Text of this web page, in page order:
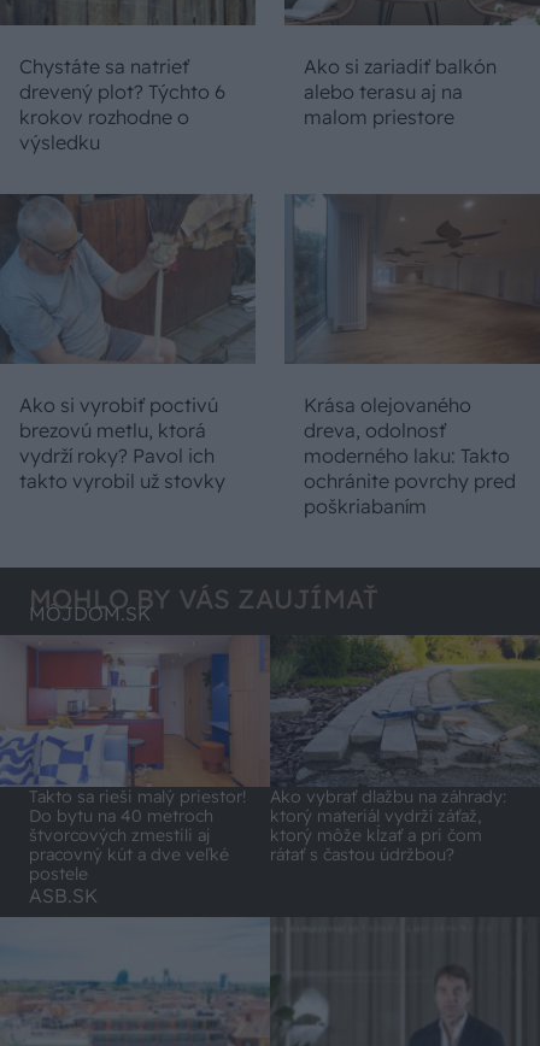
Chystáte sa natrieť
drevený plot? Týchto 6
krokov rozhodne o
výsledku
Ako si zariadiť balkón
alebo terasu aj na
malom priestore
Ako si vyrobiť poctivú
brezovú metlu, ktorá
vydrží roky? Pavol ich
takto vyrobil už stovky
Krása olejovaného
dreva, odolnosť
moderného laku: Takto
ochránite povrchy pred
poškriabaním
MOHLO BY VÁS ZAUJÍMAŤ
MÔJDOM.SK
Takto sa rieši malý priestor!
Do bytu na 40 metroch
štvorcových zmestili aj
pracovný kút a dve veľké
postele
Ako vybrať dlažbu na záhrady:
ktorý materiál vydrží záťaž,
ktorý môže kĺzať a pri čom
rátať s častou údržbou?
ASB.SK